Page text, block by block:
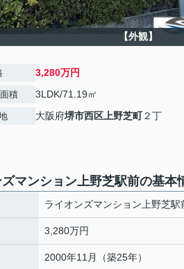
【外観】
3,280万円
積 3LDK/71.19㎡
大阪府堺市西区 上野芝町２丁
マンション上野芝駅前の基本
ライオンズマンション上野芝駅
3,280万円
2000年11月（築25年）